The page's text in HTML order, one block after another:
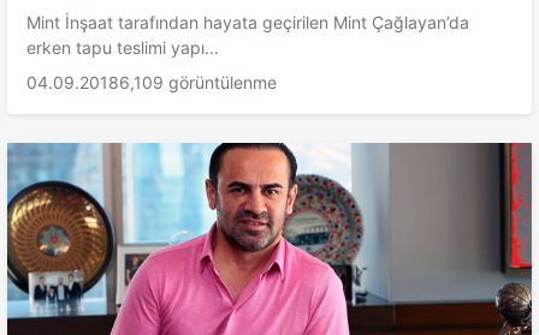
Mint İnşaat tarafından hayata geçirilen Mint Çağlayan’da
erken tapu teslimi yapı...
04.09.20186,109 görüntülenme